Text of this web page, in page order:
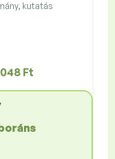
kutatás
Ft